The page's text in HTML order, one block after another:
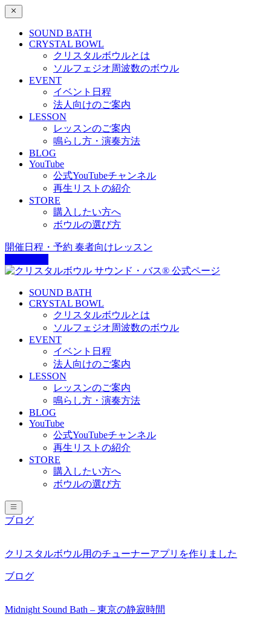
SOUND BATH
CRYSTAL BOWL
クリスタルボウルとは
ソルフェジオ周波数のボウル
EVENT
イベント日程
法人向けのご案内
LESSON
レッスンのご案内
鳴らし方・演奏方法
BLOG
YouTube
公式YouTubeチャンネル
再生リストの紹介
STORE
購入したい方へ
ボウルの選び方
開催日程・予約 奏者向けレッスン
SOUND BATH
CRYSTAL BOWL
クリスタルボウルとは
ソルフェジオ周波数のボウル
EVENT
イベント日程
法人向けのご案内
LESSON
レッスンのご案内
鳴らし方・演奏方法
BLOG
YouTube
公式YouTubeチャンネル
再生リストの紹介
STORE
購入したい方へ
ボウルの選び方
ブログ
クリスタルボウル用のチューナーアプリを作りました
ブログ
Midnight Sound Bath – 東京の静寂時間